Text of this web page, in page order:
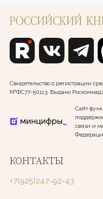
Свидетельство о регистрации
№ФС77-50113. Выдано
Сайт
связи и
КОНТАКТЫ
+7(925)247-92-43